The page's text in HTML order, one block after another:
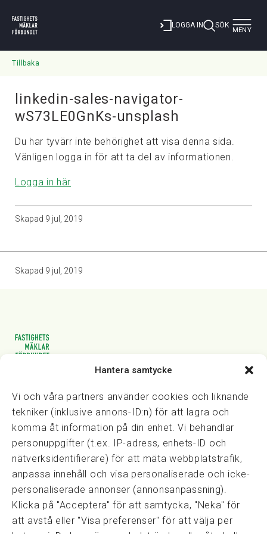
Hantera samtycke
Vi och våra partners använder cookies och liknande
tekniker (inklusive annons-ID:n) för att lagra och
komma åt information på din enhet. Vi behandlar
personuppgifter (t.ex. IP-adress, enhets-ID och
nätverksidentifierare) för att mäta webbplatstrafik,
anpassa innehåll och visa personaliserade och icke-
personaliserade annonser (annonsanpassning).
Klicka på "Acceptera" för att samtycka, "Neka" för
att avstå eller "Visa preferenser" för att välja per
LOGGA IN SÖK Toggle
MENY
Tillbaka
linkedin-sales-navigator-
wS73LE0GnKs-unsplash
Du har tyvärr inte behörighet att visa denna sida.
Vänligen logga in för att ta del av informationen.
Logga in här
Skapad 9 jul, 2019
Skapad 9 jul, 2019
Vasagatan 28, 111 20 Stockholm
kansli@fmf.se
Snabblänkar
Prisexempel
Medarbetare
Policies & integritet
Information om Cookie-hantering och Google Analytics
Integritetspolicy